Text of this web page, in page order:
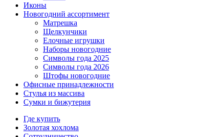
Иконы
Новогодний ассортимент
Матрешка
Щелкунчики
Елочные игрушки
Наборы новогодние
Символы года 2025
Символы года 2026
Штофы новогодние
Офисные принадлежности
Стулья из массива
Сумки и бижутерия
Где купить
Золотая хохлома